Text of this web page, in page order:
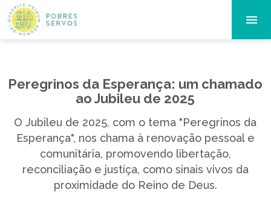
Peregrinos da Esperança: um chamado
ao Jubileu de 2025
O Jubileu de 2025, com o tema "Peregrinos da
Esperança", nos chama à renovação pessoal e
comunitária, promovendo libertação,
reconciliação e justiça, como sinais vivos da
proximidade do Reino de Deus.